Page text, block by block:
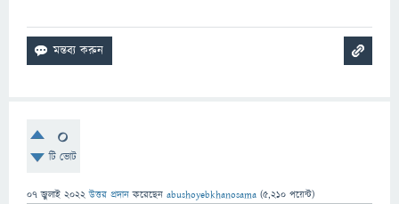
0
টি ভোট
07 জুলাই 2022 উত্তর প্রদান করেছেন abushoyebkhanosama (5,210 পয়েন্ট)